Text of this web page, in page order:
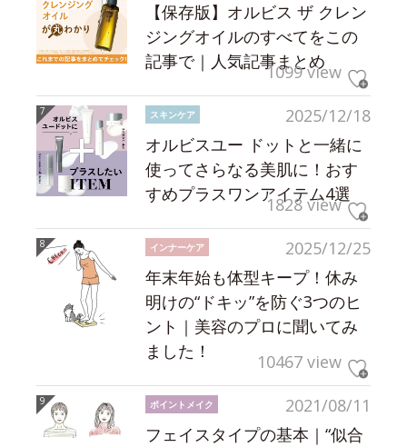
【保存版】オルビス ザ クレン
ジングオイルのすべてをこの
記事で｜人気記事まとめ
1099 view
2025/12/18
スキンケア
オルビスユー ドットと一緒に
使ってさらなる美肌に！おす
すめプラスワンアイテム4選
1828 view
2025/12/25
インナーケア
年末年始も体型キープ！休み
明けの“ドキッ”を防ぐ3つのヒ
ント｜美容のプロに聞いてみ
ました！
10467 view
2021/08/11
ポイントメイク
フェイスタイプの基本｜“似合